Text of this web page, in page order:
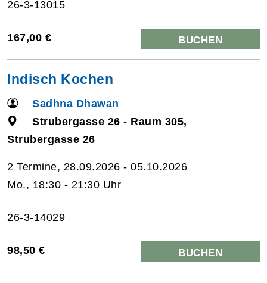
26-3-13015
167,00 € BUCHEN
Indisch Kochen
Sadhna Dhawan
Strubergasse 26 - Raum 305,
Strubergasse 26
2 Termine, 28.09.2026 - 05.10.2026
Mo., 18:30 - 21:30 Uhr
26-3-14029
98,50 € BUCHEN